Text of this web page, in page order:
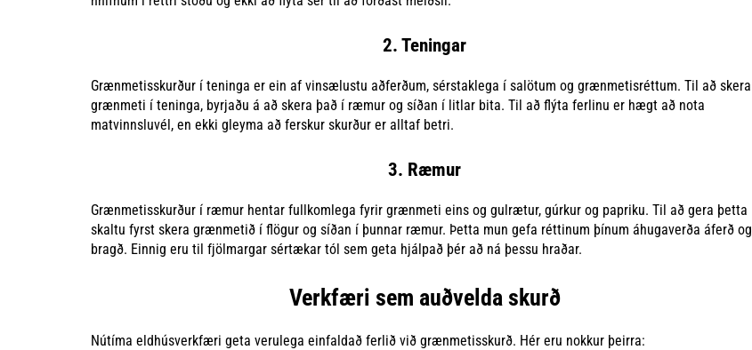
2. Teningar
Grænmetisskurður í teninga er ein af vinsælustu aðferðum, sérstaklega í salötum og grænmetisréttum. Til að skera
grænmeti í teninga, byrjaðu á að skera það í ræmur og síðan í litlar bita. Til að flýta ferlinu er hægt að nota
matvinnsluvél, en ekki gleyma að ferskur skurður er alltaf betri.
3. Ræmur
Grænmetisskurður í ræmur hentar fullkomlega fyrir grænmeti eins og gulrætur, gúrkur og papriku. Til að gera þetta
skaltu fyrst skera grænmetið í flögur og síðan í þunnar ræmur. Þetta mun gefa réttinum þínum áhugaverða áferð og
bragð. Einnig eru til fjölmargar sértækar tól sem geta hjálpað þér að ná þessu hraðar.
Verkfæri sem auðvelda skurð
Nútíma eldhúsverkfæri geta verulega einfaldað ferlið við grænmetisskurð. Hér eru nokkur þeirra: